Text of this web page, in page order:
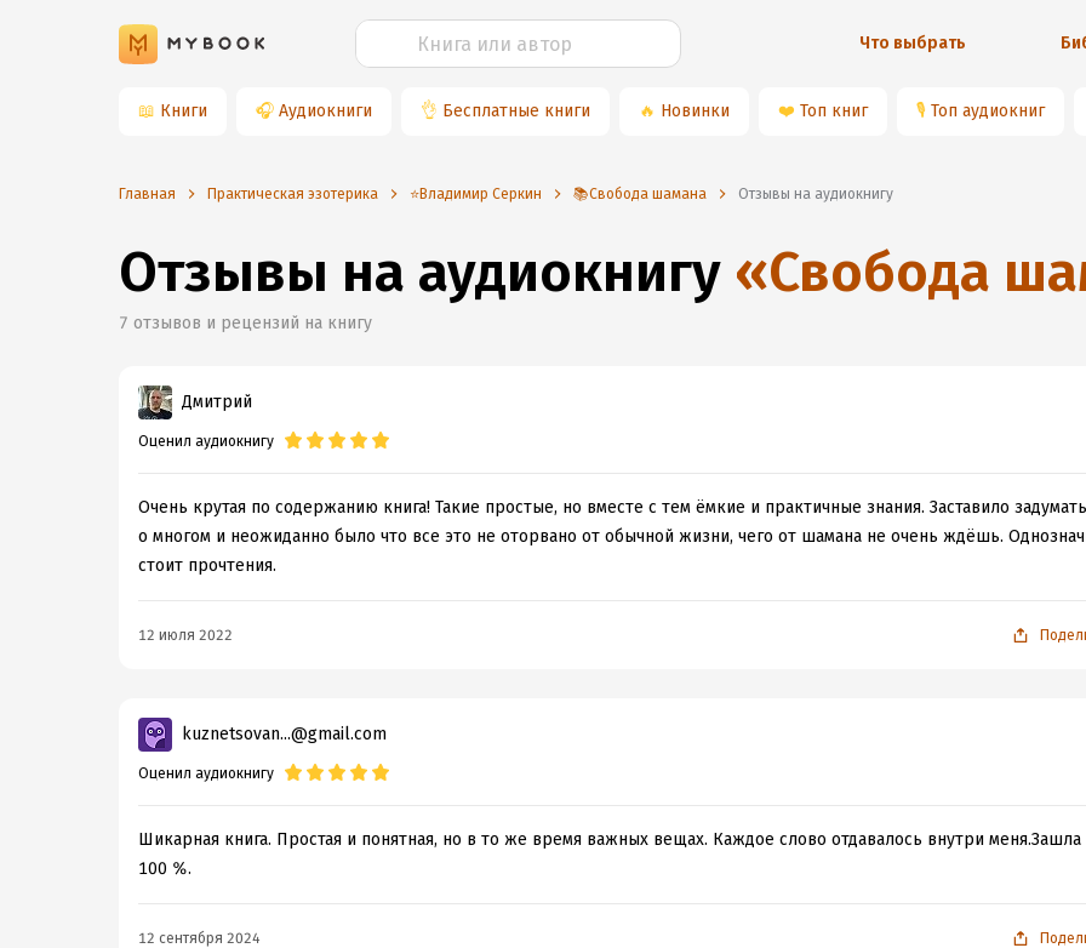
Что выбрать
📖 Книги 🎧 Аудиокниги 👌 Бесплатные книги 🔥 Новинки ❤️ Топ книг 🎙 Топ аудиокниг
Главная Практическая эзотерика ⭐️Владимир Серкин 📚Свобода шамана Отзывы на аудиокнигу
Отзывы на аудиокнигу «Свобода
7 отзывов и рецензий на книгу
Дмитрий
Оценил аудиокнигу
Очень крутая по содержанию книга! Такие простые, но вместе с тем ёмкие и практичные знания. Заставило
о многом и неожиданно было что все это не оторвано от обычной жизни, чего от шамана не очень ждёшь.
стоит прочтения.
12 июля 2022
kuznetsovan...@gmail.com
Оценил аудиокнигу
Шикарная книга. Простая и понятная, но в то же время важных вещах. Каждое слово отдавалось внутри меня.Зашла
100 %.
12 сентября 2024